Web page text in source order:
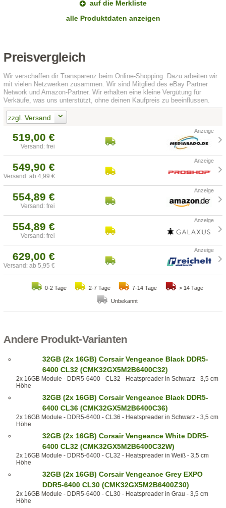
auf die Merkliste
alle Produktdaten anzeigen
Preisvergleich
Wir verschaffen dir Transparenz beim Online-Shopping. Dazu arbeiten wir
mit vielen Netzwerken zusammen. Wir sind Mitglied des eBay Partner
Network und Amazon-Partner. Wir erhalten eine kleine Vergütung für
Verkäufe, was uns unterstützt, ohne deinen Kaufpreis zu beeinflussen.
zzgl. Versand
519,00 €
Versand: frei
549,90 €
Versand: ab 4,99 €
554,89 €
Versand: frei
554,89 €
Versand: frei
629,00 €
Versand: ab 5,95 €
0-2 Tage 2-7 Tage 7-14 Tage > 14 Tage
Unbekannt
Andere Produkt-Varianten
32GB (2x 16GB) Corsair Vengeance Black DDR5-
6400 CL32 (CMK32GX5M2B6400C32)
2x 16GB Module - DDR5-6400 - CL32 - Heatspreader in Schwarz - 3,5 cm
Höhe
32GB (2x 16GB) Corsair Vengeance Black DDR5-
6400 CL36 (CMK32GX5M2B6400C36)
2x 16GB Module - DDR5-6400 - CL36 - Heatspreader in Schwarz - 3,5 cm
Höhe
32GB (2x 16GB) Corsair Vengeance White DDR5-
6400 CL32 (CMK32GX5M2B6400C32W)
2x 16GB Module - DDR5-6400 - CL32 - Heatspreader in Weiß - 3,5 cm
Höhe
32GB (2x 16GB) Corsair Vengeance Grey EXPO
DDR5-6400 CL30 (CMK32GX5M2B6400Z30)
2x 16GB Module - DDR5-6400 - CL30 - Heatspreader in Grau - 3,5 cm
Höhe